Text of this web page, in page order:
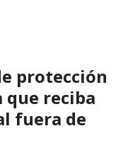
protección
que reciba
fuera de